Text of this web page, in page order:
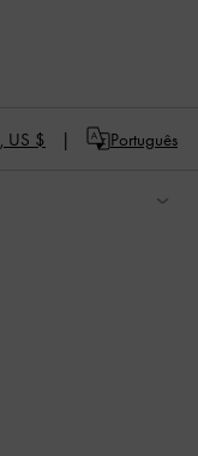
US $ Português